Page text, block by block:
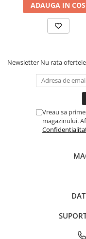
ADAUGA IN COS
Newsletter Nu rata
Vreau sa
magazinului.